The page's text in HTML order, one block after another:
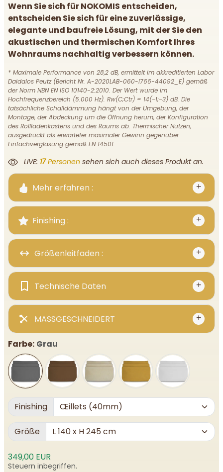
Wenn Sie sich für NOKOMIS entscheiden,
entscheiden Sie sich für eine zuverlässige,
elegante und baufreie Lösung, mit der Sie den
akustischen und thermischen Komfort Ihres
Wohnraums nachhaltig verbessern können.
* Maximale Performance von 28,2 dB, ermittelt im akkreditierten Labor
Daidalos Peutz (Bericht Nr. A-2020LAB-060-I766-44092_E) gemäß
der Norm NBN EN ISO 10140-2:2010. Der Wert wurde im
Hochfrequenzbereich (5.000 Hz). Rw(C;Ctr) = 14(−1;−3) dB. Die
tatsächliche Schalldämmung hängt von der Umgebung, der
Montage, der Abdeckung um die Öffnung herum, der Konfiguration
des Rollladenkastens und des Raums ab. Thermischer Nutzen,
ausgedrückt als erwarteter maximaler Gewinn gegenüber
Einfachverglasung gemäß EN 14501.
LIVE: 17 Personen sehen sich auch dieses Produkt an.
Mehr erfahren :
Finishing :
Größenleitfaden :
Technische Daten
MASSGESCHNEIDERT
Farbe: Grau
Finishing
Größe
349,00 EUR
Steuern inbegriffen.